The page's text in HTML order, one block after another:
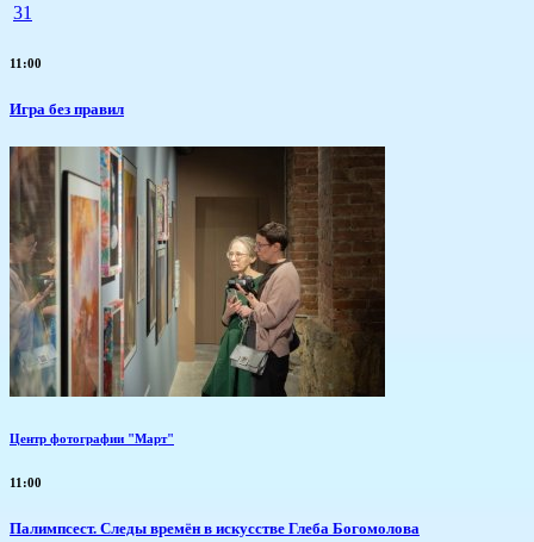
31
11:00
​Игра без правил
Центр фотографии "Март"
11:00
Палимпсест. Следы времён в искусстве Глеба Богомолова